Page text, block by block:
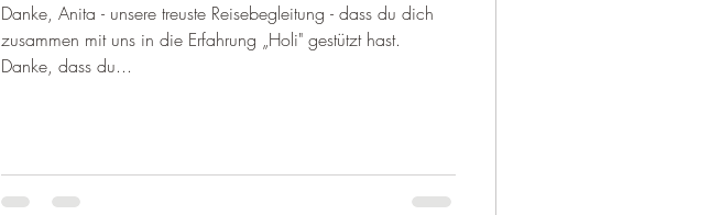
Danke, Anita - unsere treuste Reisebegleitung - dass du dich
zusammen mit uns in die Erfahrung „Holi" gestützt hast.
Danke, dass du...